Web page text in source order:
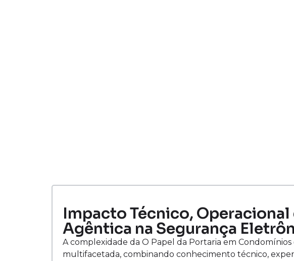
Impacto Técnico, Operacional
Agêntica na Segurança
A complexidade da O Papel da Portaria em
multifacetada, combinando conhecimento técnico,